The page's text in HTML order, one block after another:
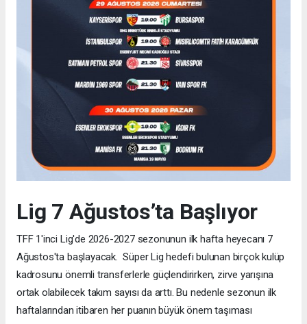
Lig 7 Ağustos’ta Başlıyor
TFF 1'inci Lig'de 2026-2027 sezonunun ilk hafta heyecanı 7
Ağustos'ta başlayacak. Süper Lig hedefi bulunan birçok kulüp
kadrosunu önemli transferlerle güçlendirirken, zirve yarışına
ortak olabilecek takım sayısı da arttı. Bu nedenle sezonun ilk
haftalarından itibaren her puanın büyük önem taşıması